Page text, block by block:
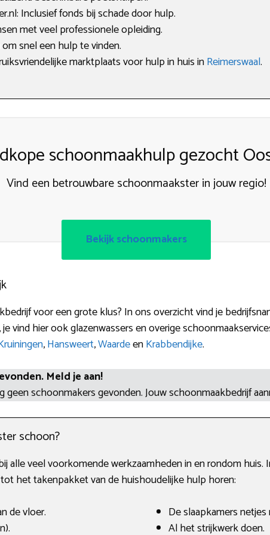
Inclusief fonds bij schade door hulp.
met veel professionele opleiding.
snel een hulp te vinden.
marktplaats voor hulp in huis inReimerswaal.
schoonmaakhulp gezocht
Vind een betrouwbare schoonmaakster in jouw regio!
Bekijk schoonmakers
voor een grote klus? In ons overzicht vind je
vind hier ook glazenwassers en overige
,Hansweert,WaardeenKrabbendijke.
Meld je aan!
geen schoonmakers gevonden. Jouw schoonmaakbedrijf
schoon?
alle veel voorkomende werkzaamheden in en rondom
het takenpakket van de huishoudelijke hulp horen:
de vloer.
De slaapkamers netjes
Al het strijkwerk doen.